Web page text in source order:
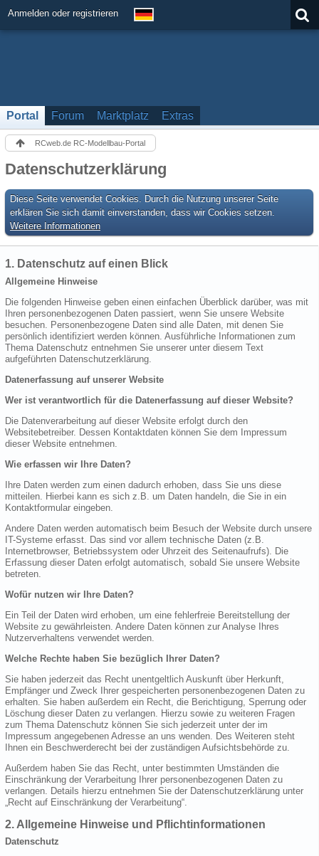
Anmelden oder registrieren
Portal Forum Marktplatz Extras
RCweb.de RC-Modellbau-Portal
Datenschutzerklärung
Diese Seite verwendet Cookies. Durch die Nutzung unserer Seite
erklären Sie sich damit einverstanden, dass wir Cookies setzen.
Weitere Informationen
1. Datenschutz auf einen Blick
Allgemeine Hinweise
Die folgenden Hinweise geben einen einfachen Überblick darüber, was mit
Ihren personenbezogenen Daten passiert, wenn Sie unsere Website
besuchen. Personenbezogene Daten sind alle Daten, mit denen Sie
persönlich identifiziert werden können. Ausführliche Informationen zum
Thema Datenschutz entnehmen Sie unserer unter diesem Text
aufgeführten Datenschutzerklärung.
Datenerfassung auf unserer Website
Wer ist verantwortlich für die Datenerfassung auf dieser Website?
Die Datenverarbeitung auf dieser Website erfolgt durch den
Websitebetreiber. Dessen Kontaktdaten können Sie dem Impressum
dieser Website entnehmen.
Wie erfassen wir Ihre Daten?
Ihre Daten werden zum einen dadurch erhoben, dass Sie uns diese
mitteilen. Hierbei kann es sich z.B. um Daten handeln, die Sie in ein
Kontaktformular eingeben.
Andere Daten werden automatisch beim Besuch der Website durch unsere
IT-Systeme erfasst. Das sind vor allem technische Daten (z.B.
Internetbrowser, Betriebssystem oder Uhrzeit des Seitenaufrufs). Die
Erfassung dieser Daten erfolgt automatisch, sobald Sie unsere Website
betreten.
Wofür nutzen wir Ihre Daten?
Ein Teil der Daten wird erhoben, um eine fehlerfreie Bereitstellung der
Website zu gewährleisten. Andere Daten können zur Analyse Ihres
Nutzerverhaltens verwendet werden.
Welche Rechte haben Sie bezüglich Ihrer Daten?
Sie haben jederzeit das Recht unentgeltlich Auskunft über Herkunft,
Empfänger und Zweck Ihrer gespeicherten personenbezogenen Daten zu
erhalten. Sie haben außerdem ein Recht, die Berichtigung, Sperrung oder
Löschung dieser Daten zu verlangen. Hierzu sowie zu weiteren Fragen
zum Thema Datenschutz können Sie sich jederzeit unter der im
Impressum angegebenen Adresse an uns wenden. Des Weiteren steht
Ihnen ein Beschwerderecht bei der zuständigen Aufsichtsbehörde zu.
Außerdem haben Sie das Recht, unter bestimmten Umständen die
Einschränkung der Verarbeitung Ihrer personenbezogenen Daten zu
verlangen. Details hierzu entnehmen Sie der Datenschutzerklärung unter
„Recht auf Einschränkung der Verarbeitung“.
2. Allgemeine Hinweise und Pflichtinformationen
Datenschutz